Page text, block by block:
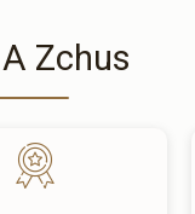
Zchus